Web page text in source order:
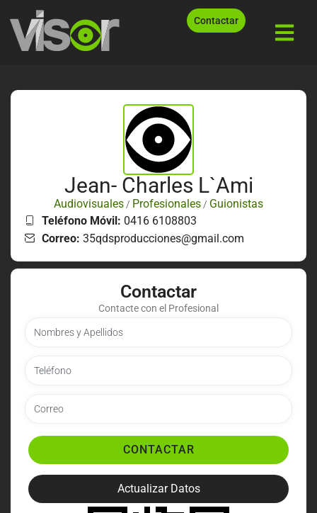
Contactar
Jean- Charles L`Ami
Audiovisuales / Profesionales / Guionistas
Teléfono Móvil: 0416 6108803
Correo: 35qdsproducciones@gmail.com
Contactar
Contacte con el Profesional
CONTACTAR
Actualizar Datos